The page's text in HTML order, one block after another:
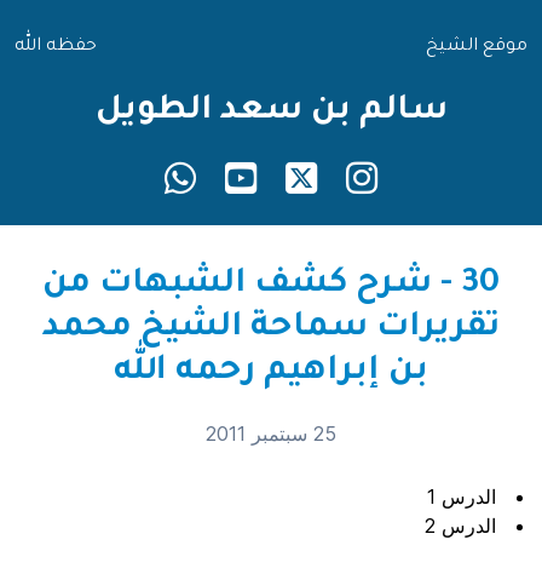
موقع الشيخ حفظه الله
سالم بن سعد الطويل
30 - شرح كشف الشبهات من
تقريرات سماحة الشيخ محمد
بن إبراهيم رحمه الله
25 سبتمبر 2011
الدرس 1
الدرس 2